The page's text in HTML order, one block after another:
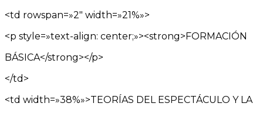
<td rowspan=»2″ width=»21%»>
<p style=»text-align: center;»><strong>FORMACIÓN
BÁSICA</strong></p>
</td>
<td width=»38%»>TEORÍAS DEL ESPECTÁCULO Y LA